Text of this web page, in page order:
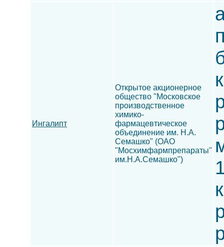
Ингалипт
Открытое акционерное
общество "Московское
производственное
химико-
фармацевтическое
объединение им. Н.А.
Семашко" (ОАО
"Мосхимфармпрепараты"
им.Н.А.Семашко")